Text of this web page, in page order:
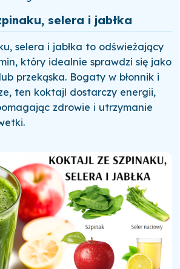
selera i jabłka
selera i jabłka to odświeżający
który idealnie sprawdzi się jako
przekąska. Bogaty w błonnik i
ten koktajl dostarczy energii,
zdrowie i utrzymanie